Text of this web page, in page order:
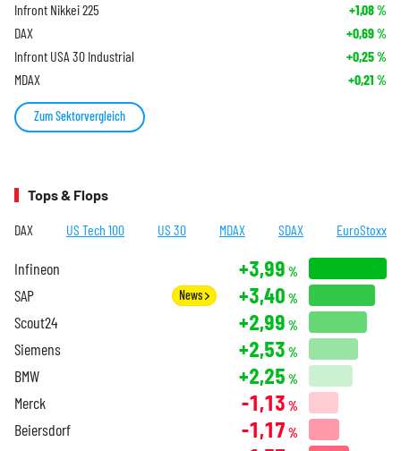
Infront Nikkei 225 +1,08%
DAX +0,69%
Infront USA 30 Industrial +0,25%
MDAX +0,21 %
Zum Sektorvergleich
Tops & Flops
DAX US Tech 100 US 30 MDAX SDAX EuroStoxx
Infineon +3,99 %
SAP News +3,40 %
Scout24 +2,99 %
Siemens +2,53 %
BMW +2,25 %
Merck -1,13 %
Beiersdorf -1,17 %